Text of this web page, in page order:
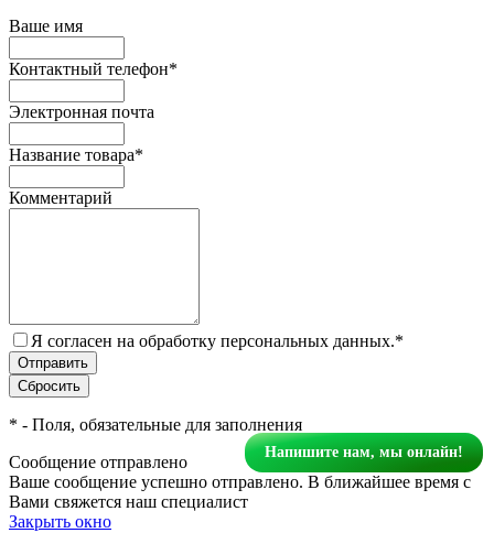
Ваше имя
Контактный телефон*
Электронная почта
Название товара*
Комментарий
Я согласен на обработку персональных данных.*
* - Поля, обязательные для заполнения
Сообщение отправлено
Ваше сообщение успешно отправлено. В ближайшее время с
Вами свяжется наш специалист
Закрыть окно
Напишите нам, мы онлайн!